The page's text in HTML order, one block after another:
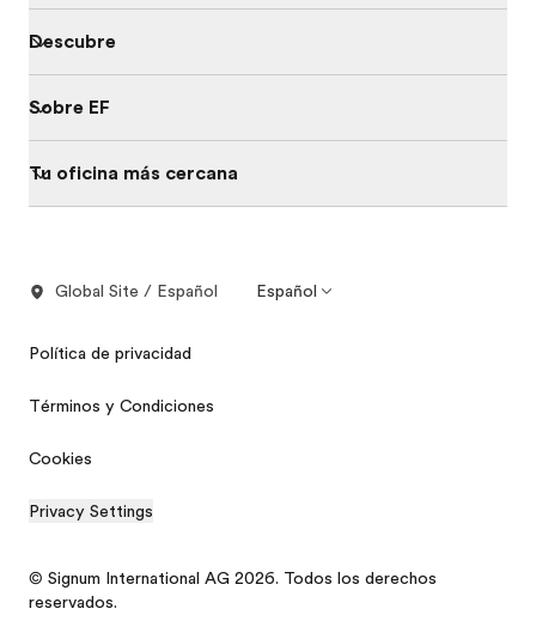
Descubre
Sobre EF
Tu oficina más cercana
Global Site / Español Español
Política de privacidad
Términos y Condiciones
Cookies
Privacy Settings
© Signum International AG 2026. Todos los derechos
reservados.